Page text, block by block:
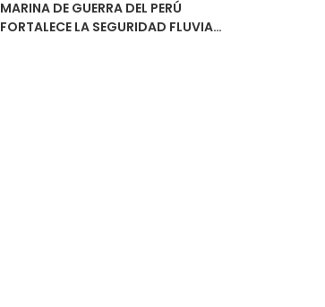
MARINA DE GUERRA DEL PERÚ
FORTALECE LA SEGURIDAD FLUVIAL